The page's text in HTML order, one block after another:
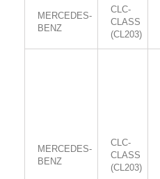
MERCEDES-
BENZ
CLC-
CLASS
(CL203)
MERCEDES-
BENZ
CLC-
CLASS
(CL203)